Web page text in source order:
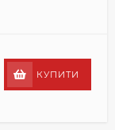
КУПИТИ